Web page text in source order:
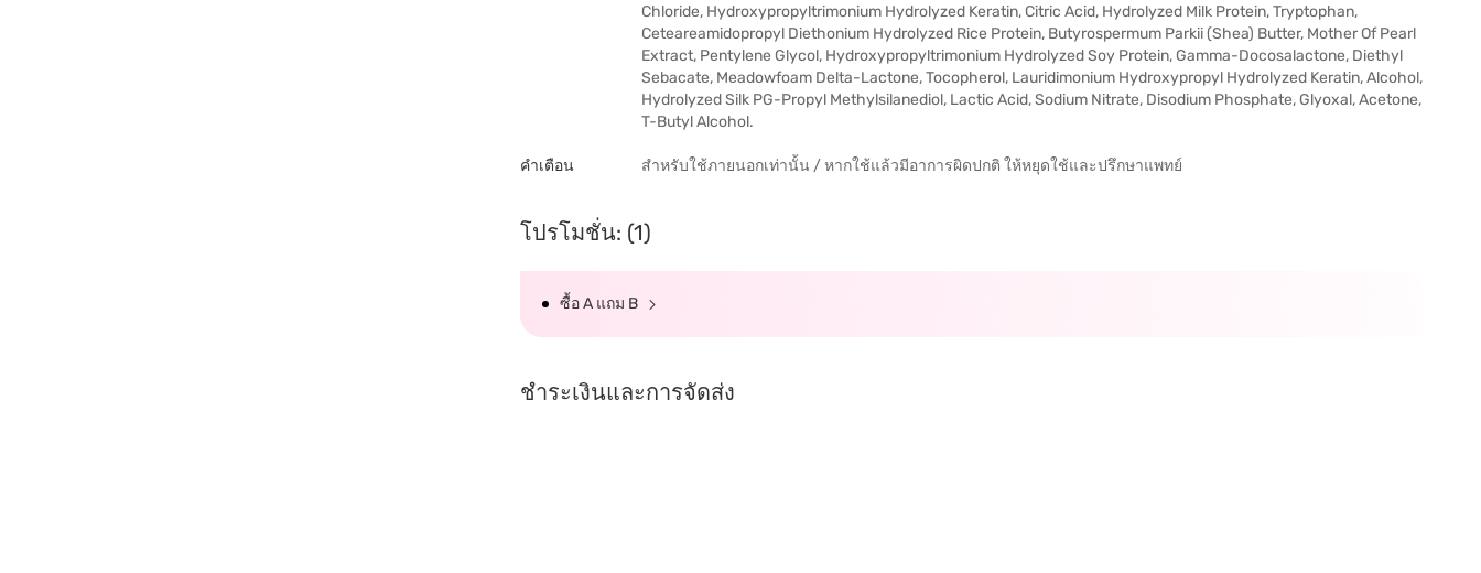
Chloride, Hydroxypropyltrimonium Hydrolyzed Keratin, Citric Acid, Hydrolyzed Milk Protein, Tryptophan,
Ceteareamidopropyl Diethonium Hydrolyzed Rice Protein, Butyrospermum Parkii (Shea) Butter, Mother Of Pearl
Extract, Pentylene Glycol, Hydroxypropyltrimonium Hydrolyzed Soy Protein, Gamma-Docosalactone, Diethyl
Sebacate, Meadowfoam Delta-Lactone, Tocopherol, Lauridimonium Hydroxypropyl Hydrolyzed Keratin, Alcohol,
Hydrolyzed Silk PG-Propyl Methylsilanediol, Lactic Acid, Sodium Nitrate, Disodium Phosphate, Glyoxal, Acetone,
T-Butyl Alcohol.
คำเตือน สำหรับใช้ภายนอกเท่านั้น / หากใช้แล้วมีอาการผิดปกติ ให้หยุดใช้และปรึกษาแพทย์
โปรโมชั่น: (1)
ซื้อ A แถม B
ชำระเงินและการจัดส่ง